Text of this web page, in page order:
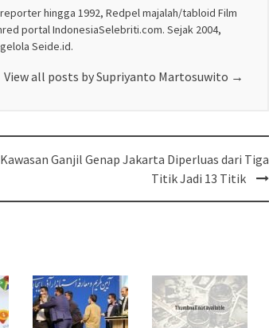
hingga 1992, Redpel majalah/tabloid Film
portal IndonesiaSelebriti.com. Sejak 2004,
Seide.id.
View all posts by Supriyanto Martosuwito →
Kawasan Ganjil Genap Jakarta Diperluas dari Tiga
Titik Jadi 13 Titik